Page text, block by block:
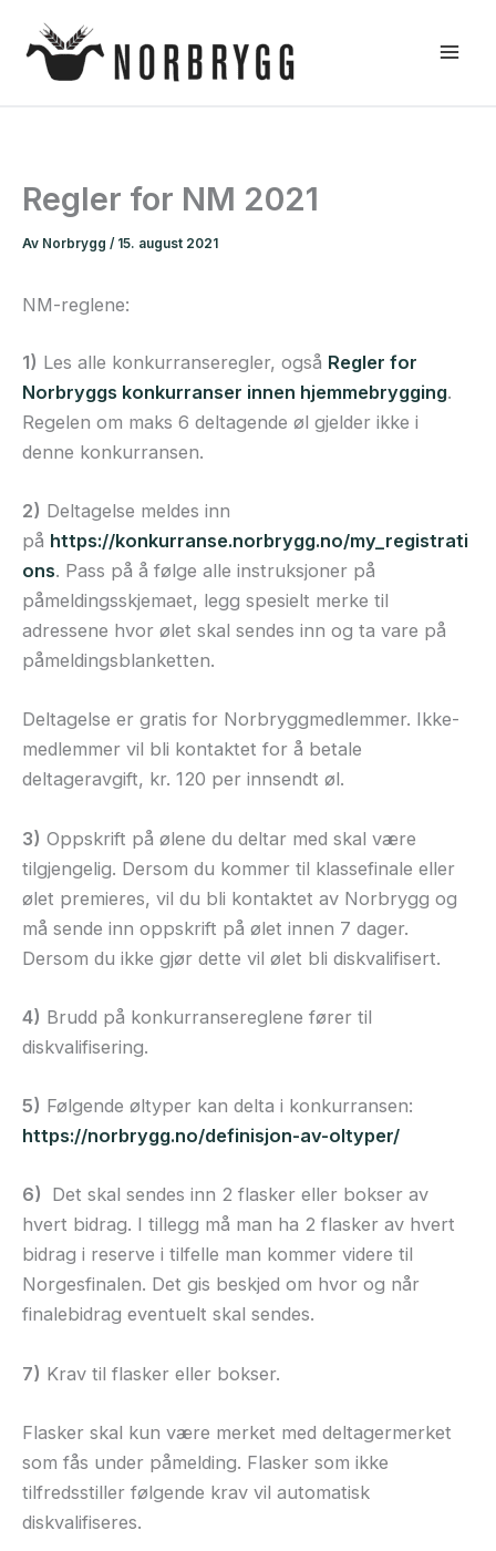
rett
Regler for NM 2021
Av Norbrygg / 15. august 2021
NM-reglene:
1) Les alle konkurranseregler, også Regler for
Norbryggs konkurranser innen hjemmebrygging.
Regelen om maks 6 deltagende øl gjelder ikke i
denne konkurransen.
2) Deltagelse meldes inn
på https://konkurranse.norbrygg.no/my_registrati
ons. Pass på å følge alle instruksjoner på
påmeldingsskjemaet, legg spesielt merke til
adressene hvor ølet skal sendes inn og ta vare på
påmeldingsblanketten.
Deltagelse er gratis for Norbryggmedlemmer. Ikke-
medlemmer vil bli kontaktet for å betale
deltageravgift, kr. 120 per innsendt øl.
3) Oppskrift på ølene du deltar med skal være
tilgjengelig. Dersom du kommer til klassefinale eller
ølet premieres, vil du bli kontaktet av Norbrygg og
må sende inn oppskrift på ølet innen 7 dager.
Dersom du ikke gjør dette vil ølet bli diskvalifisert.
4) Brudd på konkurransereglene fører til
diskvalifisering.
5) Følgende øltyper kan delta i konkurransen:
https://norbrygg.no/definisjon-av-oltyper/
6) Det skal sendes inn 2 flasker eller bokser av
hvert bidrag. I tillegg må man ha 2 flasker av hvert
bidrag i reserve i tilfelle man kommer videre til
Norgesfinalen. Det gis beskjed om hvor og når
finalebidrag eventuelt skal sendes.
7) Krav til flasker eller bokser.
Flasker skal kun være merket med deltagermerket
som fås under påmelding. Flasker som ikke
tilfredsstiller følgende krav vil automatisk
diskvalifiseres.